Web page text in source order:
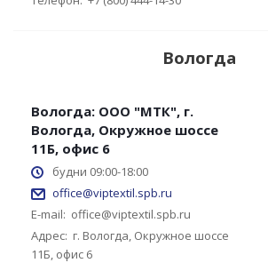
Вологда
Вологда: ООО "МТК", г.
Вологда, Окружное шоссе
11Б, офис 6
будни 09:00-18:00
office@viptextil.spb.ru
E-mail: office@viptextil.spb.ru
Адрес: г. Вологда, Окружное шоссе
11Б, офис 6